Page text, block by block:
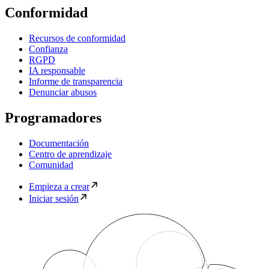
Conformidad
Recursos de conformidad
Confianza
RGPD
IA responsable
Informe de transparencia
Denunciar abusos
Programadores
Documentación
Centro de aprendizaje
Comunidad
Empieza a crear
Iniciar sesión